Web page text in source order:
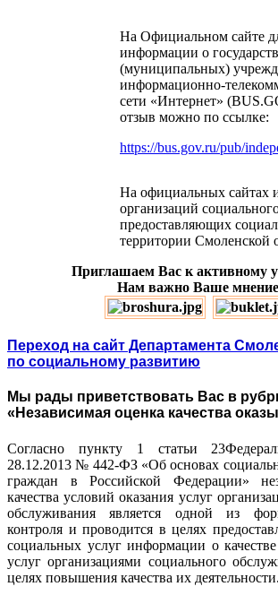
На Официальном сайте
информации о
(муниципальных)
информационно-
сети «Интернет»
отзыв можно по ссылке:
https://bus.gov.ru/pub/
На официальных сайтах
организаций
предоставляющих
территории Смоленской
Приглашаем Вас к активному
Нам важно Ваше
Переход на сайт Департамента
по социальному развитию
Мы рады приветствовать Вас в
«Независимая оценка качества
Согласно пункту 1 статьи
28.12.2013 № 442-ФЗ «Об основах
граждан в Российской Федерации»
качества условий оказания услуг
обслуживания является одной из
контроля и проводится в целях
социальных услуг информации о
услуг организациями социального
целях повышения качества их деятельности.